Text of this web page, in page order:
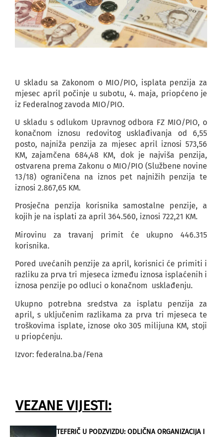
U skladu sa Zakonom o MIO/PIO, isplata penzija za
mjesec april počinje u subotu, 4. maja, priopćeno je
iz Federalnog zavoda MIO/PIO.
U skladu s odlukom Upravnog odbora FZ MIO/PIO, o
konačnom iznosu redovitog usklađivanja od 6,55
posto, najniža penzija za mjesec april iznosi 573,56
KM, zajamčena 684,48 KM, dok je najviša penzija,
ostvarena prema Zakonu o MIO/PIO (Službene novine
13/18) ograničena na iznos pet najnižih penzija te
iznosi 2.867,65 KM.
Prosječna penzija korisnika samostalne penzije, a
kojih je na isplati za april 364.560, iznosi 722,21 KM.
Mirovinu za travanj primit će ukupno 446.315
korisnika.
Pored uvećanih penzije za april, korisnici će primiti i
razliku za prva tri mjeseca između iznosa isplaćenih i
iznosa penzije po odluci o konačnom usklađenju.
Ukupno potrebna sredstva za isplatu penzija za
april, s uključenim razlikama za prva tri mjeseca te
troškovima isplate, iznose oko 305 milijuna KM, stoji
u priopćenju.
Izvor: federalna.ba/Fena
VEZANE VIJESTI:
TEFERIČ U PODZVIZDU: ODLIČNA ORGANIZACIJA I